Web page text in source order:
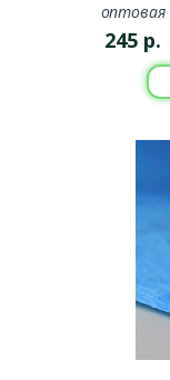
оптовая
245 р.